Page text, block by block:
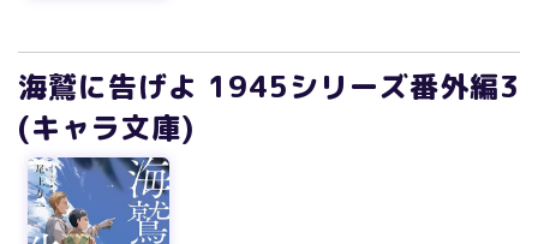
海鷲に告げよ 1945シリーズ番外編3
(キャラ文庫)